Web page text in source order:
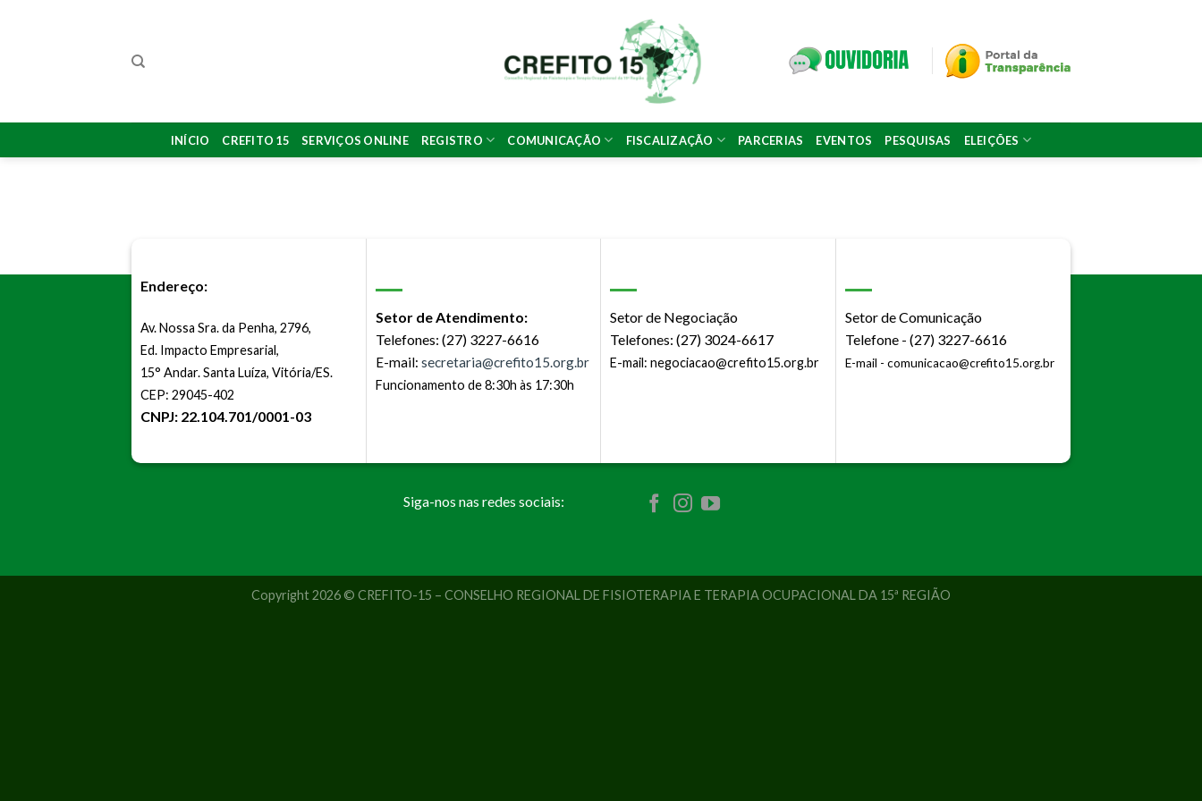
INÍCIO CREFITO 15 SERVIÇOS ONLINE REGISTRO COMUNICAÇÃO FISCALIZAÇÃO PARCERIAS EVENTOS PESQUISAS ELEIÇÕES
Endereço:
Av. Nossa Sra. da Penha, 2796,
Ed. Impacto Empresarial,
15° Andar. Santa Luíza, Vitória/ES.
CEP: 29045-402
CNPJ: 22.104.701/0001-03
Setor de Atendimento:
Telefones: (27) 3227-6616
E-mail: secretaria@crefito15.org.br
Funcionamento de 8:30h às 17:30h
Setor de Negociação
Telefones: (27) 3024-6617
E-mail: negociacao@crefito15.org.br
Setor de Comunicação
Telefone - (27) 3227-6616
E-mail - comunicacao@crefito15.org.br
Siga-nos nas redes sociais:
Copyright 2026 © CREFITO-15 – CONSELHO REGIONAL DE FISIOTERAPIA E TERAPIA OCUPACIONAL DA 15ª REGIÃO